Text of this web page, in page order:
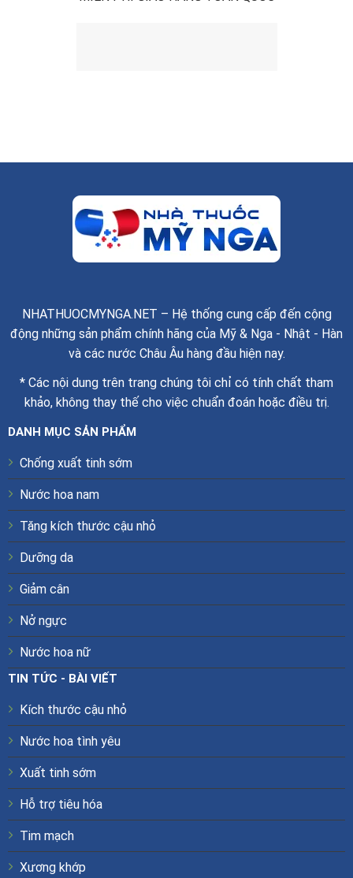
NHATHUOCMYNGA.NET – Hệ thống cung cấp đến cộng
động những sản phẩm chính hãng của Mỹ & Nga - Nhật - Hàn
và các nước Châu Âu hàng đầu hiện nay.
* Các nội dung trên trang chúng tôi chỉ có tính chất tham
khảo, không thay thế cho việc chuẩn đoán hoặc điều trị.
DANH MỤC SẢN PHẨM
Chống xuất tinh sớm
Nước hoa nam
Tăng kích thước cậu nhỏ
Dưỡng da
Giảm cân
Nở ngực
Nước hoa nữ
TIN TỨC - BÀI VIẾT
Kích thước cậu nhỏ
Nước hoa tình yêu
Xuất tinh sớm
Hỗ trợ tiêu hóa
Tim mạch
Xương khớp